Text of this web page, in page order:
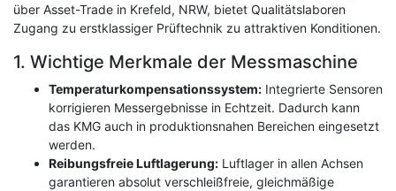
über Asset-Trade in Krefeld, NRW, bietet Qualitätslaboren
Zugang zu erstklassiger Prüftechnik zu attraktiven Konditionen.
1. Wichtige Merkmale der Messmaschine
Temperaturkompensationssystem: Integrierte Sensoren
korrigieren Messergebnisse in Echtzeit. Dadurch kann
das KMG auch in produktionsnahen Bereichen eingesetzt
werden.
Reibungsfreie Luftlagerung: Luftlager in allen Achsen
garantieren absolut verschleißfreie, gleichmäßige